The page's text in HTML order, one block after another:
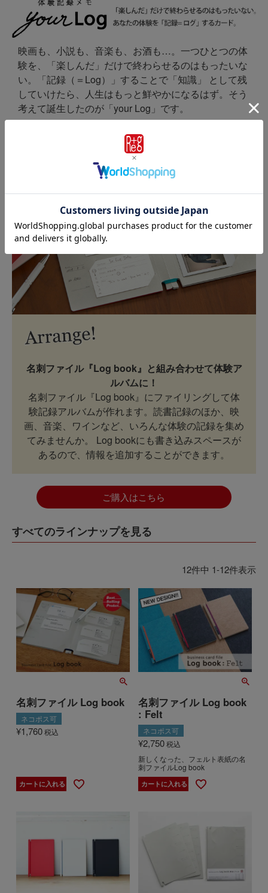
映画も、小説も、音楽も、お酒も…。一つひとつの体
験を、「楽しんだ」だけで終わらせるのはもったいな
い。「記録（＝Log）」することで「知識」 として残
していけたら、人生はもっと鮮やかになるはず。そう
考えて誕生したのが「your Log」です。
名刺ファイル『Log book』と組み合わせて体験ア
ルバムに！
名刺ファイル『Log book』にファイリングして体
験記録アルバムが作れます。読書記録のほか、映
画、音楽、ワインなど、いろんな体験の記録を集め
てみませんか。 Log bookにも書き込みスペースが
あるので、情報を追加することができます。
ご購入はこちら
すべてのラインナップを見る
12件中 1-12件表示
名刺ファイル Log book
ネコポス可
¥1,760税込
カートに入れる
名刺ファイル Log book
: Felt
ネコポス可
¥2,750税込
新しくなった、フェルト表紙の名
刺ファイルLog book
カートに入れる